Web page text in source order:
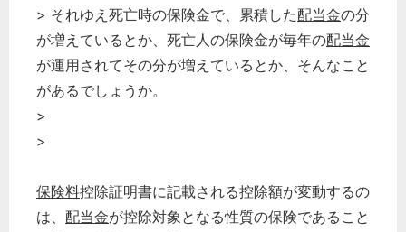
> それゆえ死亡時の保険金で、累積した配当金の分
が増えているとか、死亡人の保険金が毎年の配当金
が運用されてその分が増えているとか、そんなこと
があるでしょうか。
>
>
保険料控除証明書に記載される控除額が変動するの
は、 配当金が控除対象となる性質の保険であること